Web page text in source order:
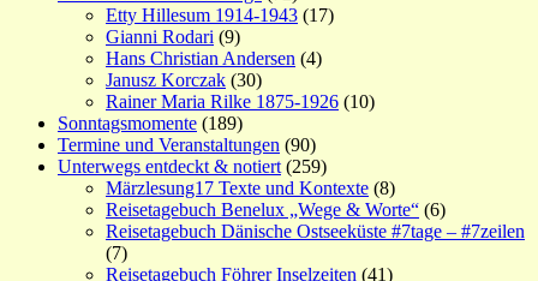
Etty Hillesum 1914-1943 (17)
Gianni Rodari (9)
Hans Christian Andersen (4)
Janusz Korczak (30)
Rainer Maria Rilke 1875-1926 (10)
Sonntagsmomente (189)
Termine und Veranstaltungen (90)
Unterwegs entdeckt & notiert (259)
Märzlesung17 Texte und Kontexte (8)
Reisetagebuch Benelux „Wege & Worte“ (6)
Reisetagebuch Dänische Ostseeküste #7tage – #7zeilen
(7)
Reisetagebuch Föhrer Inselzeiten (41)